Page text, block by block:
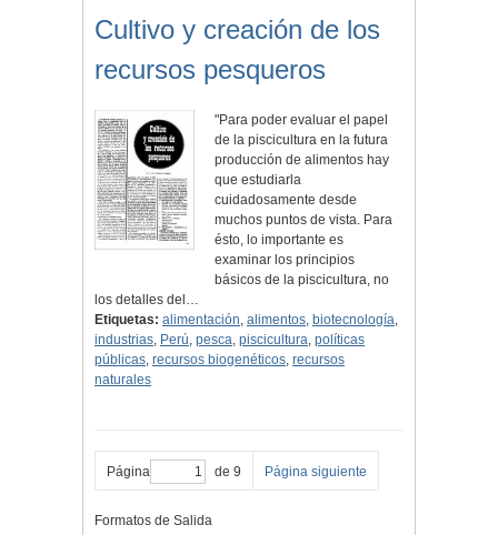
Cultivo y creación de los
recursos pesqueros
"Para poder evaluar el papel
de la piscicultura en la futura
producción de alimentos hay
que estudiarla
cuidadosamente desde
muchos puntos de vista. Para
ésto, lo importante es
examinar los principios
básicos de la piscicultura, no
los detalles del…
Etiquetas: alimentación, alimentos, biotecnología,
industrias, Perú, pesca, piscicultura, políticas
públicas, recursos biogenéticos, recursos
naturales
Página de 9 Página siguiente
Formatos de Salida